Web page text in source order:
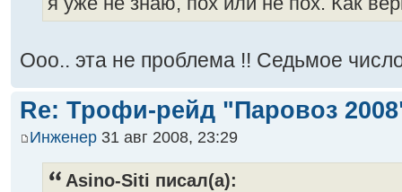
Ооо.. эта не проблема !! Седьмое
Re: Трофи-рейд "Паровоз
Инженер 31 авг 2008, 23:29
Asino-Siti писал(а):